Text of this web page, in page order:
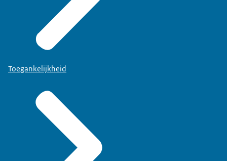
Toegankelijkheid